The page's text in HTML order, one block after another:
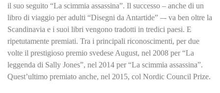
il suo seguito “La scimmia assassina”. Il successo – anche di un
libro di viaggio per adulti “Disegni da Antartide” –- va ben oltre la
Scandinavia e i suoi libri vengono tradotti in tredici paesi. E
ripetutamente premiati. Tra i principali riconoscimenti, per due
volte il prestigioso premio svedese August, nel 2008 per “La
leggenda di Sally Jones”, nel 2014 per “La scimmia assassina”.
Quest’ultimo premiato anche, nel 2015, col Nordic Council Prize.